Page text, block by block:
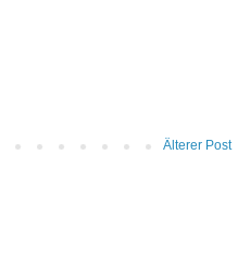
Älterer Post